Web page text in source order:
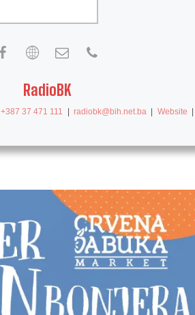
RadioBK
+387 37 471 111 | radiobk@bih.net.ba | Website |